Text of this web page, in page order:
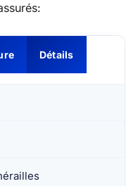
Détails